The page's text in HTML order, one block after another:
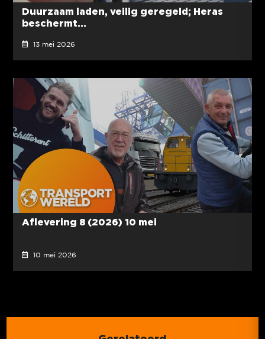
Duurzaam laden, veilig geregeld; Heras
beschermt...
13 mei 2026
Aflevering 8 (2026) 10 mei
10 mei 2026